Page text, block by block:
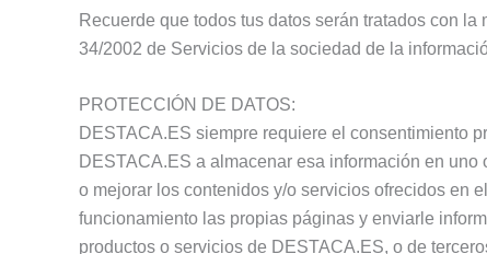
Recuerde que todos tus datos serán tratados con
34/2002 de Servicios de la sociedad de la
PROTECCIÓN DE DATOS:
DESTACA.ES siempre requiere el consentimiento
DESTACA.ES a almacenar esa información en
o mejorar los contenidos y/o servicios ofrecidos en
funcionamiento las propias páginas y enviarle
productos o servicios de DESTACA.ES, o de